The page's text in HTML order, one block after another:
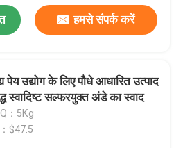
हमसे संपर्क करें
पेय उद्योग के लिए पौधे आधारित उत्पाद
स्वादिष्ट सल्फरयुक्त अंडे का स्वाद
：5Kg
$47.5